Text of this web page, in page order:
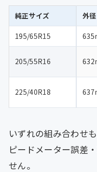
純正サイズ 外径
195/65R15
205/55R16
225/40R18
いずれの組み合わせ
ピードメーター誤差
せん。